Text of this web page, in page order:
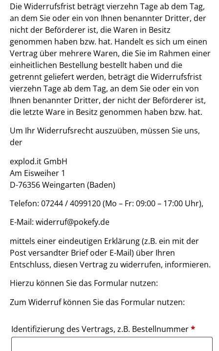
Die Widerrufsfrist beträgt vierzehn Tage ab dem Tag,
an dem Sie oder ein von Ihnen benannter Dritter, der
nicht der Beförderer ist, die Waren in Besitz
genommen haben bzw. hat. Handelt es sich um einen
Vertrag über mehrere Waren, die Sie im Rahmen einer
einheitlichen Bestellung bestellt haben und die
getrennt geliefert werden, beträgt die Widerrufsfrist
vierzehn Tage ab dem Tag, an dem Sie oder ein von
Ihnen benannter Dritter, der nicht der Beförderer ist,
die letzte Ware in Besitz genommen haben bzw. hat.
Um Ihr Widerrufsrecht auszuüben, müssen Sie uns,
der
explod.it GmbH
Am Eisweiher 1
D-76356 Weingarten (Baden)
Telefon: 07244 / 4099120 (Mo – Fr: 09:00 – 17:00 Uhr),
E-Mail: widerruf@pokefy.de
mittels einer eindeutigen Erklärung (z.B. ein mit der
Post versandter Brief oder E-Mail) über Ihren
Entschluss, diesen Vertrag zu widerrufen, informieren.
Hierzu können Sie das Formular nutzen:
Zum Widerruf können Sie das Formular nutzen:
Identifizierung des Vertrags, z.B. Bestellnummer*